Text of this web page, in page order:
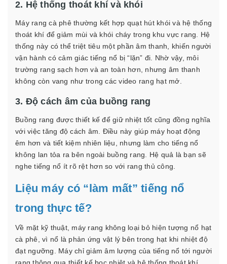
2. Hệ thống thoát khí và khói
Máy rang cà phê thường kết hợp quạt hút khói và hệ thống
thoát khí để giảm mùi và khói cháy trong khu vực rang. Hệ
thống này có thể triệt tiêu một phần âm thanh, khiến người
vận hành có cảm giác tiếng nổ bị “lặn” đi. Nhờ vậy, môi
trường rang sạch hơn và an toàn hơn, nhưng âm thanh
không còn vang như trong các video rang hạt mở.
3. Độ cách âm của buồng rang
Buồng rang được thiết kế để giữ nhiệt tốt cũng đồng nghĩa
với việc tăng độ cách âm. Điều này giúp máy hoạt động
êm hơn và tiết kiệm nhiên liệu, nhưng làm cho tiếng nổ
không lan tỏa ra bên ngoài buồng rang. Hệ quả là bạn sẽ
nghe tiếng nổ ít rõ rệt hơn so với rang thủ công.
Liệu máy có “làm mất” tiếng nổ
trong thực tế?
Về mặt kỹ thuật, máy rang không loại bỏ hiện tượng nổ hạt
cà phê, vì nổ là phản ứng vật lý bên trong hạt khi nhiệt độ
đạt ngưỡng. Máy chỉ giảm âm lượng của tiếng nổ tới người
rang thông qua thiết kế bọc nhiệt và hệ thống thoát khí.